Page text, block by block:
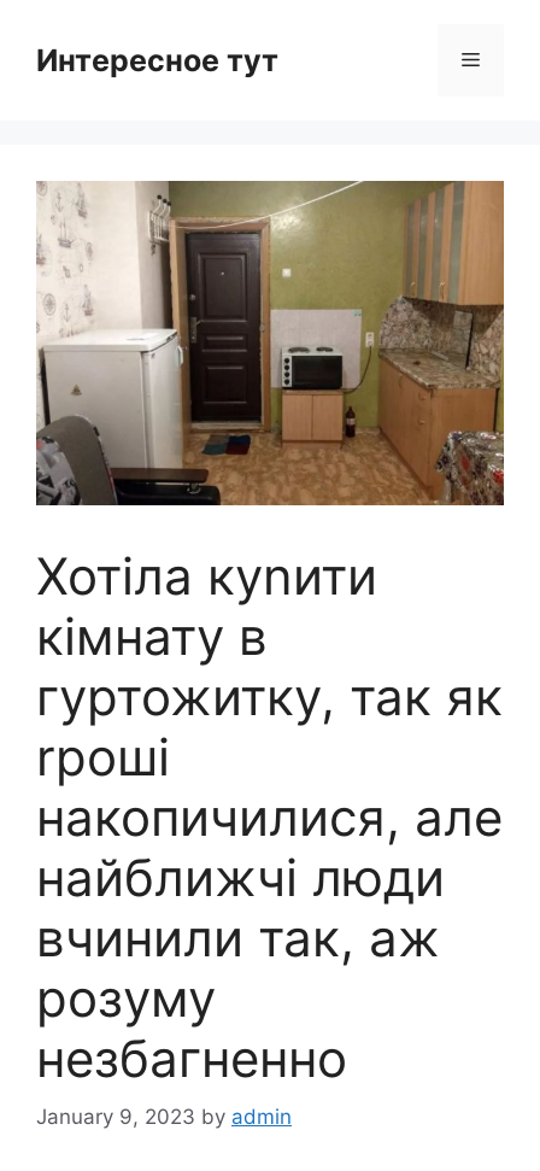
contentИнтересное тут Menu
Хотіла куnити
кімнату в
гуртожитку, так як
rроші
накопичилися, але
найближчі люди
вчинили так, аж
розуму
незбагненно
January 9, 2023 by admin